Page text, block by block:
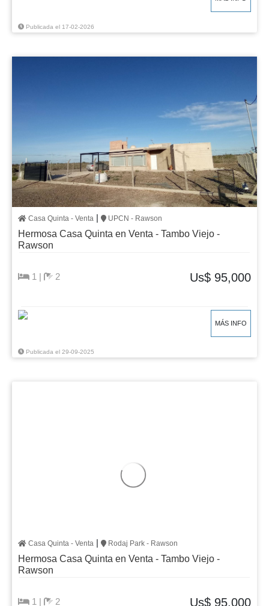
Publicada el 17-02-2026
Casa Quinta - Venta | UPCN - Rawson
Hermosa Casa Quinta en Venta - Tambo Viejo -
Rawson
1 | 2 Us$ 95,000
MÁS INFO
Publicada el 29-09-2025
Casa Quinta - Venta | Rodaj Park - Rawson
Hermosa Casa Quinta en Venta - Tambo Viejo -
Rawson
1 | 2 Us$ 95,000